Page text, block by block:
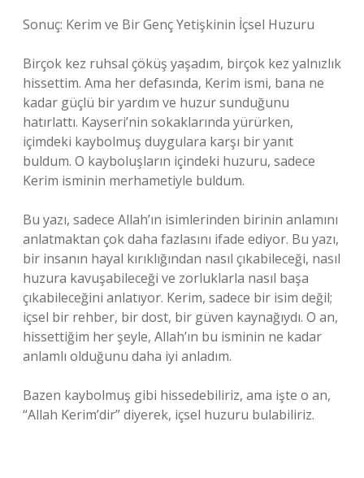
Sonuç: Kerim ve Bir Genç Yetişkinin İçsel Huzuru
Birçok kez ruhsal çöküş yaşadım, birçok kez yalnızlık
hissettim. Ama her defasında, Kerim ismi, bana ne
kadar güçlü bir yardım ve huzur sunduğunu
hatırlattı. Kayseri’nin sokaklarında yürürken,
içimdeki kaybolmuş duygulara karşı bir yanıt
buldum. O kayboluşların içindeki huzuru, sadece
Kerim isminin merhametiyle buldum.
Bu yazı, sadece Allah’ın isimlerinden birinin anlamını
anlatmaktan çok daha fazlasını ifade ediyor. Bu yazı,
bir insanın hayal kırıklığından nasıl çıkabileceği, nasıl
huzura kavuşabileceği ve zorluklarla nasıl başa
çıkabileceğini anlatıyor. Kerim, sadece bir isim değil;
içsel bir rehber, bir dost, bir güven kaynağıydı. O an,
hissettiğim her şeyle, Allah’ın bu isminin ne kadar
anlamlı olduğunu daha iyi anladım.
Bazen kaybolmuş gibi hissedebiliriz, ama işte o an,
“Allah Kerim’dir” diyerek, içsel huzuru bulabiliriz.